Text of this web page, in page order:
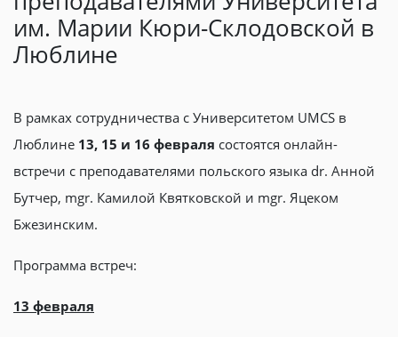
им. Марии Кюри-Склодовской в
Люблине
В рамках сотрудничества с Университетом UMCS в
Люблине 13, 15 и 16 февраля состоятся онлайн-
встречи с преподавателями польского языка dr. Анной
Бутчер, mgr. Камилой Квятковской и mgr. Яцеком
Бжезинским.
Программа встреч:
13 февраля